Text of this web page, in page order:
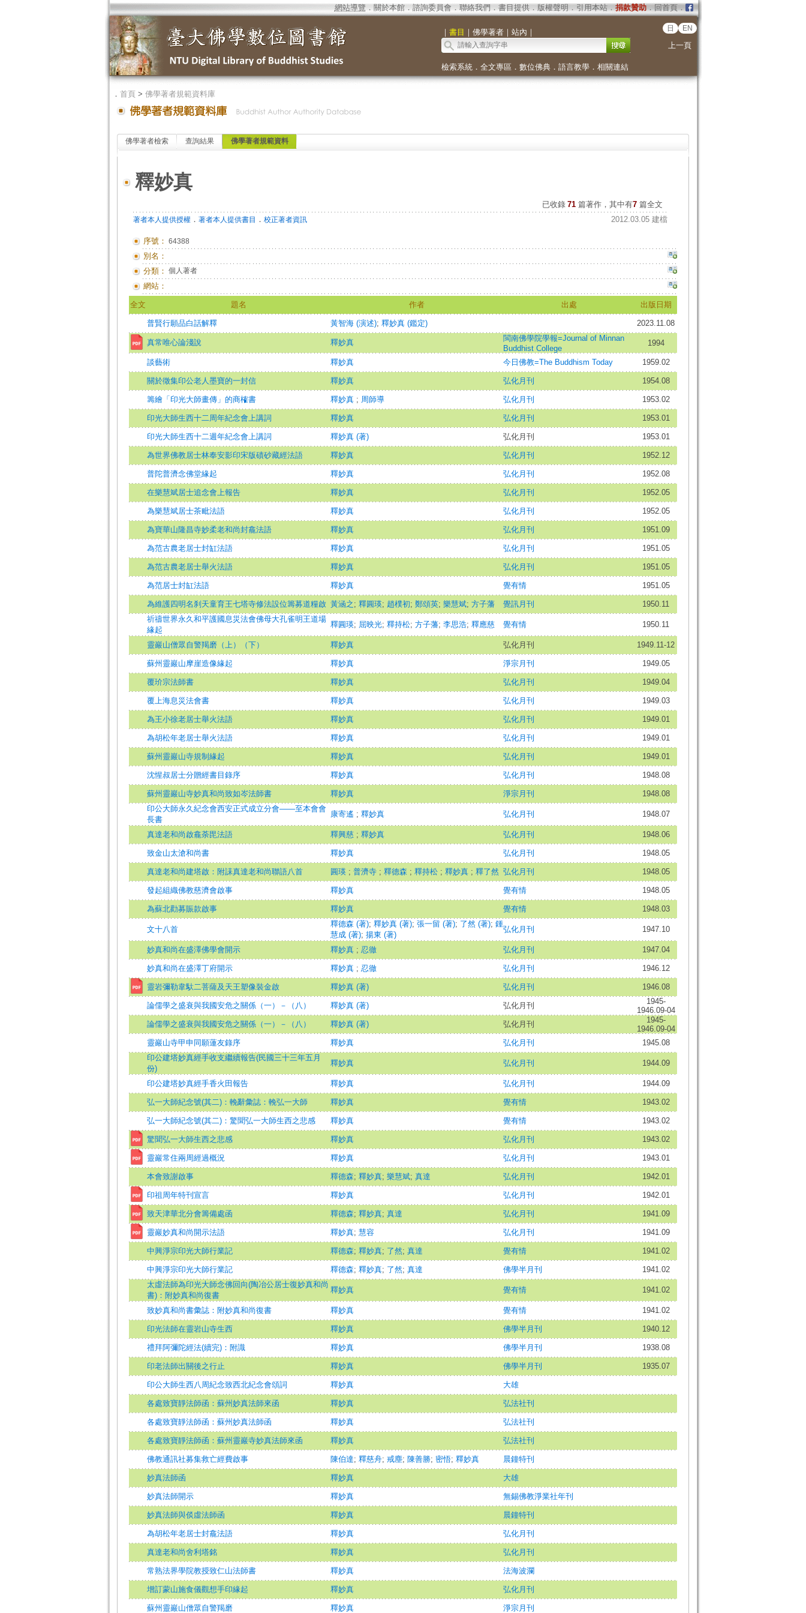
網站導覽 ． 關於本館． 諮詢委員會． 聯絡我們 ． 書目提供． 版權聲明 ． 引用本站． 捐款贊助．回首頁．
｜ 書目 ｜ 佛學著者｜ 站內 ｜ 日 EN
上一頁
檢索系統． 全文專區 ． 數位佛典． 語言教學． 相關連結
． 首頁> 佛學著者規範資料庫
佛學著者檢索 查詢結果 佛學著者規範資料
釋妙真
已收錄 71 篇著作，其中有7篇全文
著者本人提供授權． 著者本人提供書目 ． 校正著者資訊 2012.03.05 建檔
序號： 64388
別名：
分類： 個人著者
網站：
全文 題名 作者 出處 出版日期
普賢行願品白話解釋 黃智海 (演述); 釋妙真 (鑑定) 2023.11.08
真常唯心論淺說 釋妙真
閩南佛學院學報=Journal of Minnan
Buddhist College
1994
談藝術 釋妙真 今日佛教=The Buddhism Today 1959.02
關於徵集印公老人墨寶的一封信 釋妙真 弘化月刊 1954.08
籌繪「印光大師畫傳」的商榷書 釋妙真 ; 周師導 弘化月刊 1953.02
印光大師生西十二周年紀念會上講詞 釋妙真 弘化月刊 1953.01
印光大師生西十二週年紀念會上講詞 釋妙真 (著) 弘化月刊 1953.01
為世界佛教居士林奉安影印宋版磧砂藏經法語 釋妙真 弘化月刊 1952.12
普陀普濟念佛堂緣起 釋妙真 弘化月刊 1952.08
在樂慧斌居士追念會上報告 釋妙真 弘化月刊 1952.05
為樂慧斌居士茶毗法語 釋妙真 弘化月刊 1952.05
為寶華山隆昌寺妙柔老和尚封龕法語 釋妙真 弘化月刊 1951.09
為范古農老居士封缸法語 釋妙真 弘化月刊 1951.05
為范古農老居士舉火法語 釋妙真 弘化月刊 1951.05
為范居士封缸法語 釋妙真 覺有情 1951.05
為維護四明名刹天童育王七塔寺修法設位籌募道糧啟 黃涵之 ; 釋圓瑛; 趙樸初; 鄭頌英; 樂慧斌; 方子藩 覺訊月刊
1950.11
祈禱世界永久和平護國息災法會佛母大孔雀明王道場
緣起
釋圓瑛; 屈映光; 釋持松; 方子藩; 李思浩; 釋應慈 覺有情 1950.11
靈巖山僧眾自警羯磨（上）（下） 釋妙真 弘化月刊 1949.11-12
蘇州靈巖山摩崖造像緣起 釋妙真 淨宗月刊 1949.05
覆玠宗法師書 釋妙真 弘化月刊 1949.04
覆上海息災法會書 釋妙真 弘化月刊 1949.03
為王小徐老居士舉火法語 釋妙真 弘化月刊 1949.01
為胡松年老居士舉火法語 釋妙真 弘化月刊 1949.01
蘇州靈巖山寺規制緣起 釋妙真 弘化月刊 1949.01
沈惺叔居士分贈經書目錄序 釋妙真 弘化月刊 1948.08
蘇州靈巖山寺妙真和尚致如岑法師書 釋妙真 淨宗月刊
1948.08
印公大師永久紀念會西安正式成立分會——至本會會
長書
康寄遙 ; 釋妙真 弘化月刊 1948.07
真達老和尚啟龕荼毘法語 釋興慈 ; 釋妙真 弘化月刊 1948.06
致金山太滄和尚書 釋妙真 弘化月刊 1948.05
真達老和尚建塔啟：附誄真達老和尚聯語八首 圓瑛 ; 普濟寺 ; 釋德森 ; 釋持松 ; 釋妙真 ; 釋了然 弘化月刊 1948.05
發起組織佛教慈濟會啟事 釋妙真 覺有情 1948.05
為蘇北勸募賑款啟事 釋妙真 覺有情 1948.03
文十八首
釋德森 (著); 釋妙真 (著); 張一留 (著); 了然 (著); 鍾
慧成 (著); 揚東 (著)
弘化月刊 1947.10
妙真和尚在盛澤佛學會開示 釋妙真 ; 忍徹 弘化月刊 1947.04
妙真和尚在盛澤丁府開示 釋妙真 ; 忍徹 弘化月刊 1946.12
靈岩彌勒韋馱二菩薩及天王塑像裝金啟 釋妙真 (著) 弘化月刊 1946.08
論儒學之盛衰與我國安危之關係（一）－（八） 釋妙真 (著) 弘化月刊
1945-
1946.09-04
論儒學之盛衰與我國安危之關係（一）－（八）
釋妙真 (著) 弘化月刊
1945-
1946.09-04
靈巖山寺甲申同願蓮友錄序
釋妙真 弘化月刊
1945.08
印公建塔妙真經手收支繼續報告(民國三十三年五月
份)
釋妙真 弘化月刊 1944.09
印公建塔妙真經手香火田報告 釋妙真 弘化月刊 1944.09
弘一大師紀念號(其二)：輓辭彙誌：輓弘一大師 釋妙真 覺有情 1943.02
弘一大師紀念號(其二)：驚聞弘一大師生西之悲感 釋妙真 覺有情 1943.02
驚聞弘一大師生西之悲感 釋妙真 弘化月刊 1943.02
靈巖常住兩周經過概況 釋妙真 弘化月刊 1943.01
本會致謝啟事 釋德森; 釋妙真; 樂慧斌; 真達 弘化月刊 1942.01
印祖周年特刊宣言 釋妙真 弘化月刊 1942.01
致天津華北分會籌備處函 釋德森; 釋妙真; 真達 弘化月刊 1941.09
靈巖妙真和尚開示法語 釋妙真; 慧容 弘化月刊 1941.09
中興淨宗印光大師行業記 釋德森; 釋妙真; 了然; 真達 覺有情 1941.02
中興淨宗印光大師行業記 釋德森; 釋妙真; 了然; 真達 佛學半月刊
1941.02
太虛法師為印光大師念佛回向(陶冶公居士復妙真和尚
書)：附妙真和尚復書
釋妙真 覺有情 1941.02
致妙真和尚書彙誌：附妙真和尚復書 釋妙真 覺有情 1941.02
印光法師在靈岩山寺生西 釋妙真 佛學半月刊 1940.12
禮拜阿彌陀經法(續完)：附識 釋妙真 佛學半月刊 1938.08
印老法師出關後之行止 釋妙真 佛學半月刊 1935.07
印公大師生西八周紀念致西北紀念會頌詞 釋妙真 大雄
各處致寶靜法師函：蘇州妙真法師來函 釋妙真 弘法社刊
各處致寶靜法師函：蘇州妙真法師函 釋妙真 弘法社刊
各處致寶靜法師函：蘇州靈巖寺妙真法師來函 釋妙真 弘法社刊
佛教通訊社募集救亡經費啟事 陳伯達; 釋慈舟; 戒塵; 陳善勝; 密悟; 釋妙真 晨鐘特刊
妙真法師函 釋妙真 大雄
妙真法師開示 釋妙真 無錫佛教淨業社年刊
妙真法師與倓虛法師函 釋妙真 晨鐘特刊
為胡松年老居士封龕法語 釋妙真 弘化月刊
真達老和尚舍利塔銘 釋妙真 弘化月刊
常熟法界學院教授致仁山法師書 釋妙真 法海波瀾
增訂蒙山施食儀觀想手印緣起 釋妙真 弘化月刊
蘇州靈巖山僧眾自警羯磨 釋妙真 淨宗月刊